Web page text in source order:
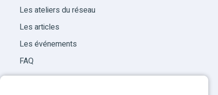
Les ateliers du réseau
Les articles
Les événements
FAQ